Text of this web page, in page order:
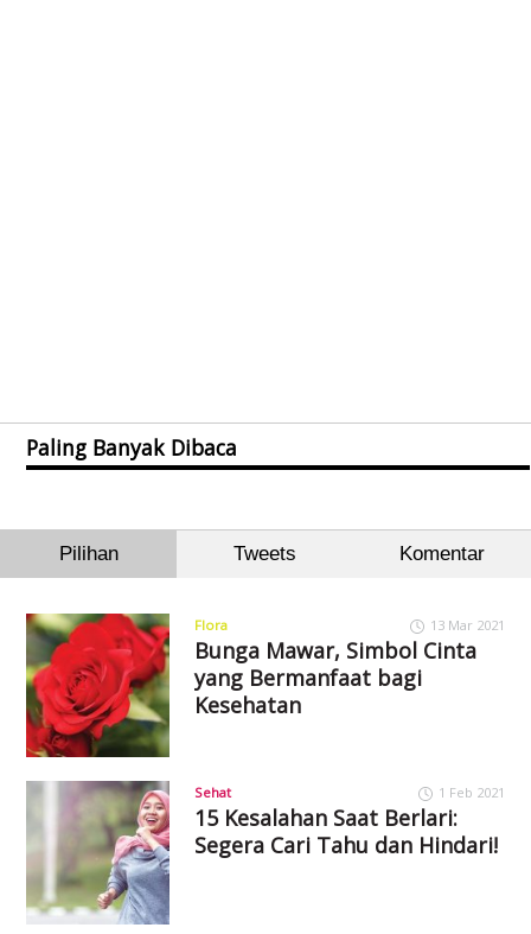
Paling Banyak Dibaca
Pilihan Tweets Komentar
Flora 13 Mar 2021
Bunga Mawar, Simbol Cinta
yang Bermanfaat bagi
Kesehatan
Sehat 1 Feb 2021
15 Kesalahan Saat Berlari:
Segera Cari Tahu dan Hindari!